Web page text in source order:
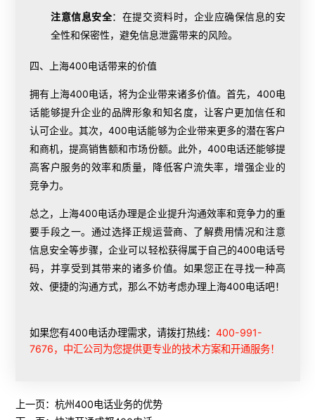
注意信息安全：在提交资料时，企业应确保信息的安
全性和保密性，避免信息泄露带来的风险。
四、上海400电话带来的价值
拥有上海400电话，将为企业带来诸多价值。首先，400电
话能够提升企业的品牌形象和知名度，让客户更加信任和
认可企业。其次，400电话能够为企业带来更多的潜在客户
和商机，提高销售额和市场份额。此外，400电话还能够提
高客户服务的效率和质量，降低客户流失率，增强企业的
竞争力。
总之，上海400电话办理是企业提升沟通效率和竞争力的重
要手段之一。通过选择正规运营商、了解费用情况和注意
信息安全等步骤，企业可以轻松获得属于自己的400电话号
码，并享受到其带来的诸多价值。如果您正在寻找一种高
效、便捷的沟通方式，那么不妨考虑办理上海400电话吧！
如果您有400电话办理需求，请拨打热线：400-991-
7676，中汇公司为您提供更专业的技术方案和开通服务！
上一页： 杭州400电话业务的优势